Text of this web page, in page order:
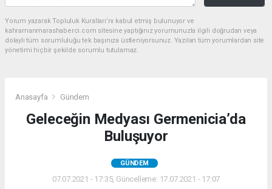
Yorum yazarak Topluluk Kuralları’nı kabul etmiş bulunuyor ve
kahramanmarashaberci.com sitesine yaptığınız yorumunuzla ilgili doğrudan veya
dolaylı tüm sorumluluğu tek başınıza üstleniyorsunuz. Yazılan tüm yorumlardan site
yönetimi hiçbir şekilde sorumlu tutulamaz.
Anasayfa Gündem
Geleceğin Medyası Germenicia’da
Buluşuyor
GÜNDEM
07.07.2021 - 17:35, Güncelleme: 17.07.2021 - 17:07